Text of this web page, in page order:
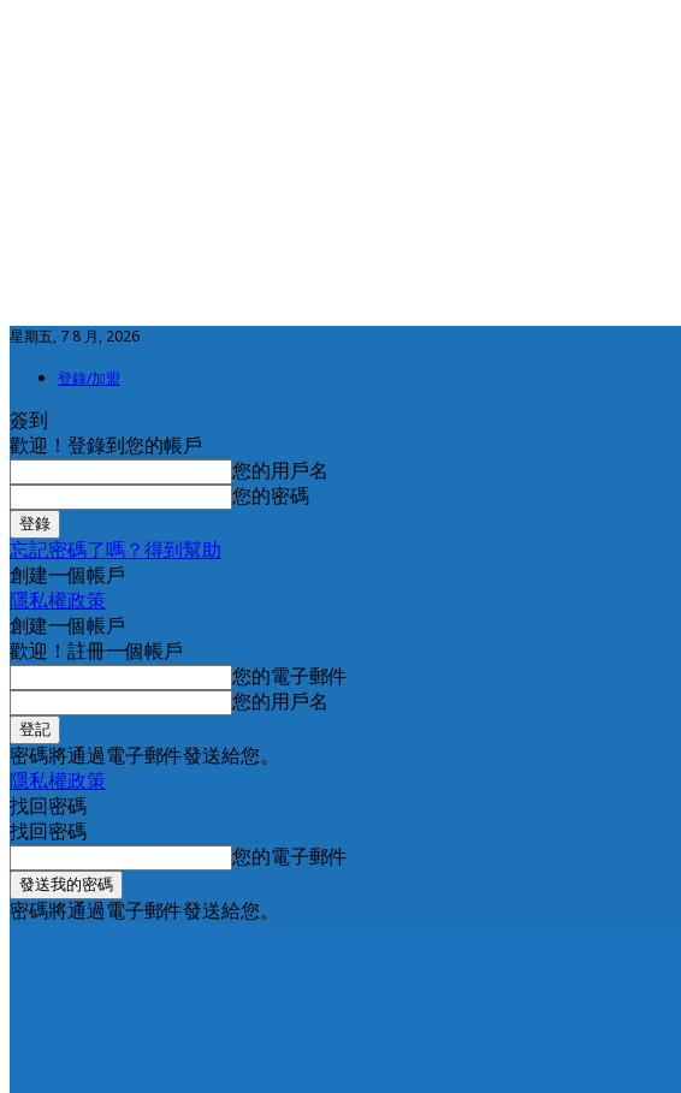
星期五, 7 8 月, 2026
登錄/加盟
簽到
歡迎！登錄到您的帳戶
您的用戶名
您的密碼
忘記密碼了嗎？得到幫助
創建一個帳戶
隱私權政策
創建一個帳戶
歡迎！註冊一個帳戶
您的電子郵件
您的用戶名
密碼將通過電子郵件發送給您。
隱私權政策
找回密碼
找回密碼
您的電子郵件
密碼將通過電子郵件發送給您。